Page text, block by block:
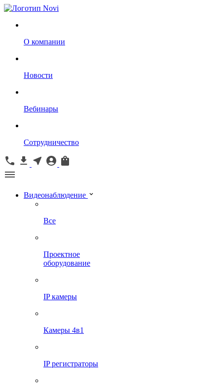
О компании
Новости
Вебинары
Сотрудничество
Видеонаблюдение
Все
Проектное
оборудование
IP камеры
Камеры 4в1
IP регистраторы